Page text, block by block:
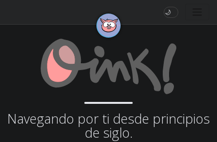
🌙
Navegando por ti desde principios
de siglo.